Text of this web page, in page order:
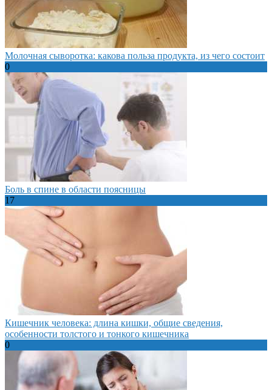
Молочная сыворотка: какова польза продукта, из чего состоит
0
Боль в спине в области поясницы
17
Кишечник человека: длина кишки, общие сведения,
особенности толстого и тонкого кишечника
0